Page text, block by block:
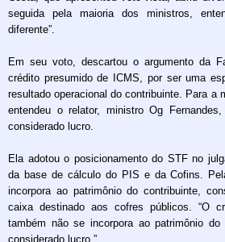
seguida pela maioria dos ministros,
diferente”.
Em seu voto, descartou o argumento da
crédito presumido de ICMS, por ser uma
resultado operacional do contribuinte. Para a
entendeu o relator, ministro Og
considerado lucro.
Ela adotou o posicionamento do STF no
da base de cálculo do PIS e da Cofins.
incorpora ao patrimônio do contribuinte,
caixa destinado aos cofres públicos. “O
também não se incorpora ao patrimônio
considerado lucro.”